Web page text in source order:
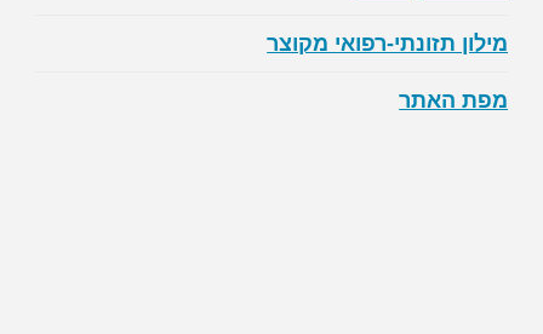
מילון תזונתי-רפואי מקוצר
מפת האתר